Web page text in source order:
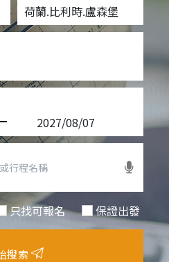
只找可報名 保證出發
搜索